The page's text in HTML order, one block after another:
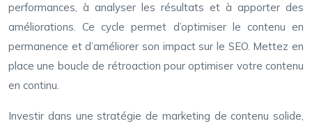
performances, à analyser les résultats et à apporter des
améliorations. Ce cycle permet d’optimiser le contenu en
permanence et d’améliorer son impact sur le SEO. Mettez en
place une boucle de rétroaction pour optimiser votre contenu
en continu.
Investir dans une stratégie de marketing de contenu solide,